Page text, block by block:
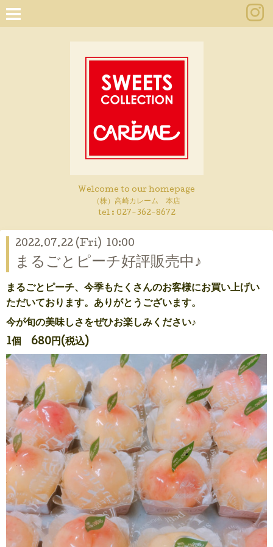
Welcome to our homepage
（株）高崎カレーム 本店
tel : 027-362-8672
2022.07.22 (Fri) 10:00
まるごとピーチ好評販売中♪
まるごとピーチ、今季もたくさんのお客様にお買い上げい
ただいております。ありがとうございます。
今が旬の美味しさをぜひお楽しみください♪
1個 680円(税込)